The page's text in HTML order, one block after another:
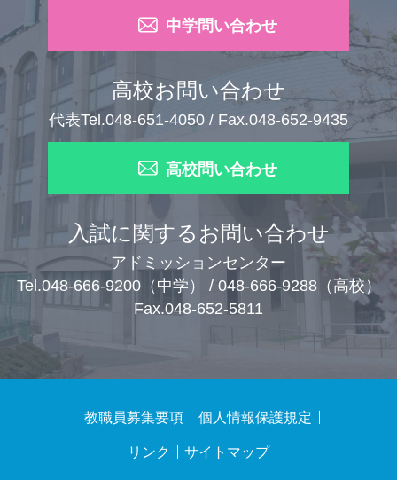
中学問い合わせ
高校お問い合わせ
代表Tel.048-651-4050 / Fax.048-652-9435
高校問い合わせ
入試に関するお問い合わせ
アドミッションセンター
Tel.048-666-9200（中学） / 048-666-9288（高校）
Fax.048-652-5811
教職員募集要項 個人情報保護規定
リンク サイトマップ